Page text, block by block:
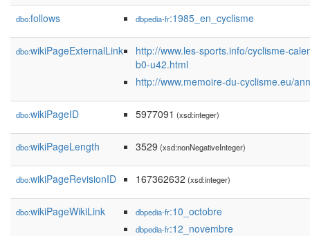
dbo:follows dbpedia-fr:1985_en_cyclisme
dbo:wikiPageExternalLink
http://www.les-sports.info/cyclisme-
b0-u42.html
http://www.memoire-du-cyclisme.eu/
dbo:wikiPageID 5977091 (xsd:integer)
dbo:wikiPageLength 3529 (xsd:nonNegativeInteger)
dbo:wikiPageRevisionID 167362632 (xsd:integer)
dbo:wikiPageWikiLink dbpedia-fr:10_octobre
dbpedia-fr:12_novembre